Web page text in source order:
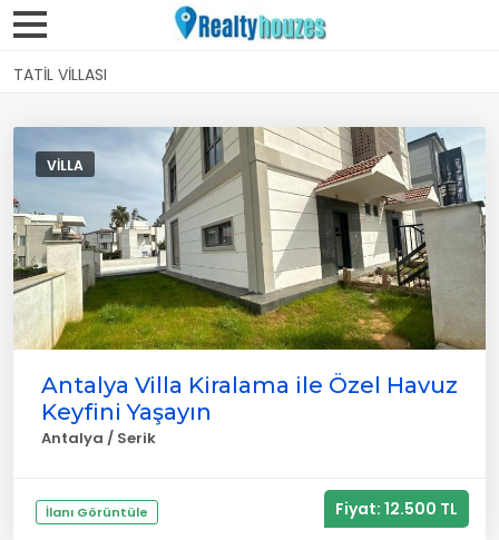
TATIL VILLASI
VILLA
Antalya Villa Kiralama ile Özel Havuz
Keyfini Yaşayın
Antalya / Serik
İlanı Görüntüle Fiyat: 12.500 TL